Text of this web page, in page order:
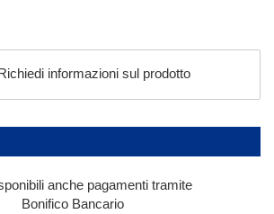
informazioni sul prodotto
anche pagamenti tramite
Bonifico Bancario